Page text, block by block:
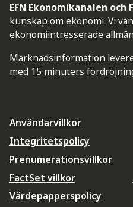
EFN Ekonomikanalen och
kunskap om ekonomi. Vi
ekonomiintresserade
Marknadsinformation
med 15 minuters
Användarvillkor
Integritetspolicy
Prenumerationsvillkor
FactSet villkor
Värdepapperspolicy